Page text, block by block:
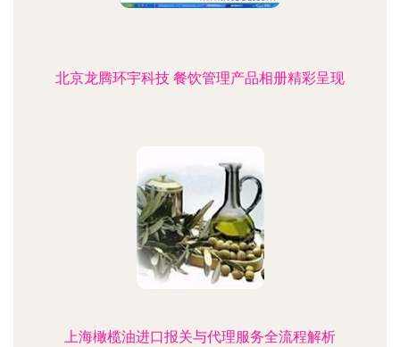
北京龙腾环宇科技 餐饮管理产品相册精彩呈现
上海橄榄油进口报关与代理服务全流程解析